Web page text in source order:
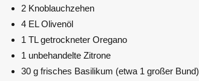
2 Knoblauchzehen
4 EL Olivenöl
1 TL getrockneter Oregano
1 unbehandelte Zitrone
30 g frisches Basilikum (etwa 1 großer Bund)